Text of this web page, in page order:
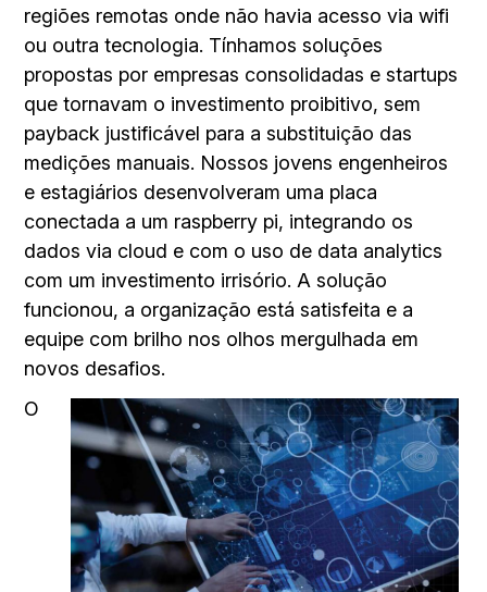
regiões remotas onde não havia acesso via wifi
ou outra tecnologia. Tínhamos soluções
propostas por empresas consolidadas e startups
que tornavam o investimento proibitivo, sem
payback justificável para a substituição das
medições manuais. Nossos jovens engenheiros
e estagiários desenvolveram uma placa
conectada a um raspberry pi, integrando os
dados via cloud e com o uso de data analytics
com um investimento irrisório. A solução
funcionou, a organização está satisfeita e a
equipe com brilho nos olhos mergulhada em
novos desafios.
O